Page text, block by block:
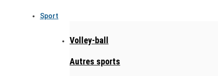
Sport
Volley-ball
Autres sports